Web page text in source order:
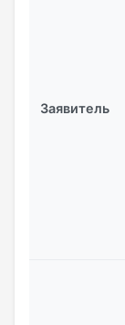
Заявитель